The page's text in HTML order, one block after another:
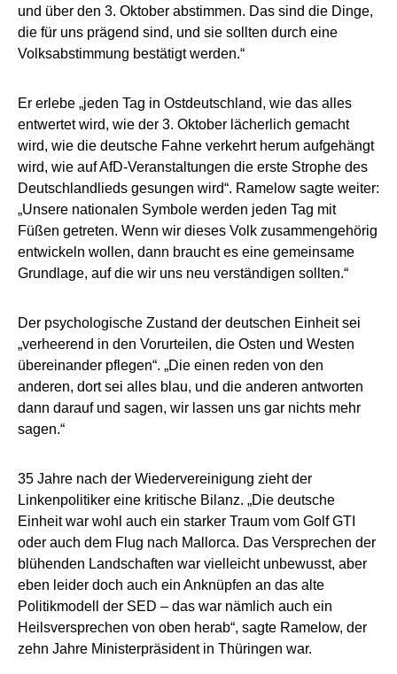
und über den 3. Oktober abstimmen. Das sind die Dinge,
die für uns prägend sind, und sie sollten durch eine
Volksabstimmung bestätigt werden.“
Er erlebe „jeden Tag in Ostdeutschland, wie das alles
entwertet wird, wie der 3. Oktober lächerlich gemacht
wird, wie die deutsche Fahne verkehrt herum aufgehängt
wird, wie auf AfD-Veranstaltungen die erste Strophe des
Deutschlandlieds gesungen wird“. Ramelow sagte weiter:
„Unsere nationalen Symbole werden jeden Tag mit
Füßen getreten. Wenn wir dieses Volk zusammengehörig
entwickeln wollen, dann braucht es eine gemeinsame
Grundlage, auf die wir uns neu verständigen sollten.“
Der psychologische Zustand der deutschen Einheit sei
„verheerend in den Vorurteilen, die Osten und Westen
übereinander pflegen“. „Die einen reden von den
anderen, dort sei alles blau, und die anderen antworten
dann darauf und sagen, wir lassen uns gar nichts mehr
sagen.“
35 Jahre nach der Wiedervereinigung zieht der
Linkenpolitiker eine kritische Bilanz. „Die deutsche
Einheit war wohl auch ein starker Traum vom Golf GTI
oder auch dem Flug nach Mallorca. Das Versprechen der
blühenden Landschaften war vielleicht unbewusst, aber
eben leider doch auch ein Anknüpfen an das alte
Politikmodell der SED – das war nämlich auch ein
Heilsversprechen von oben herab“, sagte Ramelow, der
zehn Jahre Ministerpräsident in Thüringen war.